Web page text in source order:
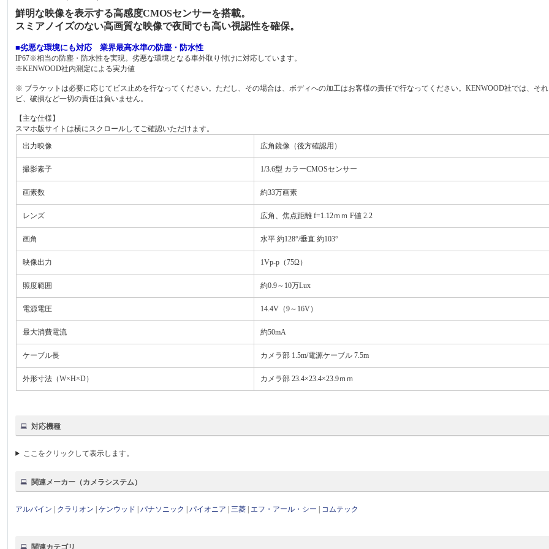
鮮明な映像を表示する高感度CMOSセンサーを搭載。
スミアノイズのない高画質な映像で夜間でも高い視認性を確保。
■劣悪な環境にも対応 業界最高水準の防塵・防水性
IP67※相当の防塵・防水性を実現。劣悪な環境となる車外取り付けに対応しています。
※KENWOOD社内測定による実力値
※ ブラケットは必要に応じてビス止めを行なってください。ただし、その場合は、ボディへの加工はお客様の責任で行なってください。KENWOOD社では、そ
ビ、破損など一切の責任は負いません。
【主な仕様】
スマホ版サイトは横にスクロールしてご確認いただけます。
出力映像
広角鏡像（後方確認用）
撮影素子 1/3.6型 カラーCMOSセンサー
画素数 約33万画素
レンズ 広角、焦点距離 f=1.12ｍｍ F値 2.2
画角 水平 約128°/垂直 約103°
映像出力 1Vp-p（75Ω）
照度範囲 約0.9～10万Lux
電源電圧 14.4V（9～16V）
最大消費電流 約50mA
ケーブル長 カメラ部 1.5m/電源ケーブル 7.5m
外形寸法（W×H×D） カメラ部 23.4×23.4×23.9ｍｍ
対応機種
ここをクリックして表示します。
関連メーカー（カメラシステム）
アルパイン クラリオン |ケンウッド |パナソニック |パイオニア |三菱 エフ・アール・シー コムテック
関連カテゴリ